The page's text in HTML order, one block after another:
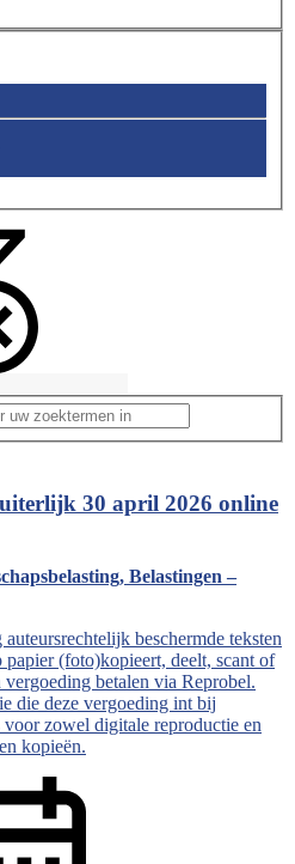
30 april 2026 online
Belastingen –
beschermde teksten
(foto)kopieert, deelt, scant of
betalen via Reprobel.
die deze vergoeding int bij
zowel digitale reproductie en
kopieën.